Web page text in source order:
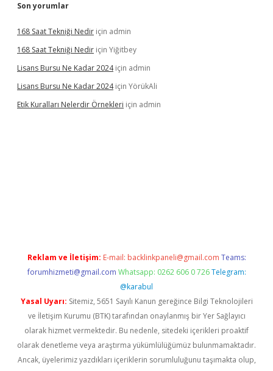
Son yorumlar
168 Saat Tekniği Nedir için admin
168 Saat Tekniği Nedir için Yiğitbey
Lisans Bursu Ne Kadar 2024için admin
Lisans Bursu Ne Kadar 2024için YörükAli
Etik Kuralları Nelerdir Örnekleri için admin
Reklam ve İletişim: E-mail: backlinkpaneli@gmail.com Teams:
forumhizmeti@gmail.com Whatsapp: 0262 606 0 726 Telegram:
@karabul
Yasal Uyarı: Sitemiz, 5651 Sayılı Kanun gereğince Bilgi Teknolojileri
ve İletişim Kurumu (BTK) tarafından onaylanmış bir Yer Sağlayıcı
olarak hizmet vermektedir. Bu nedenle, sitedeki içerikleri proaktif
olarak denetleme veya araştırma yükümlülüğümüz bulunmamaktadır.
Ancak, üyelerimiz yazdıkları içeriklerin sorumluluğunu taşımakta olup,